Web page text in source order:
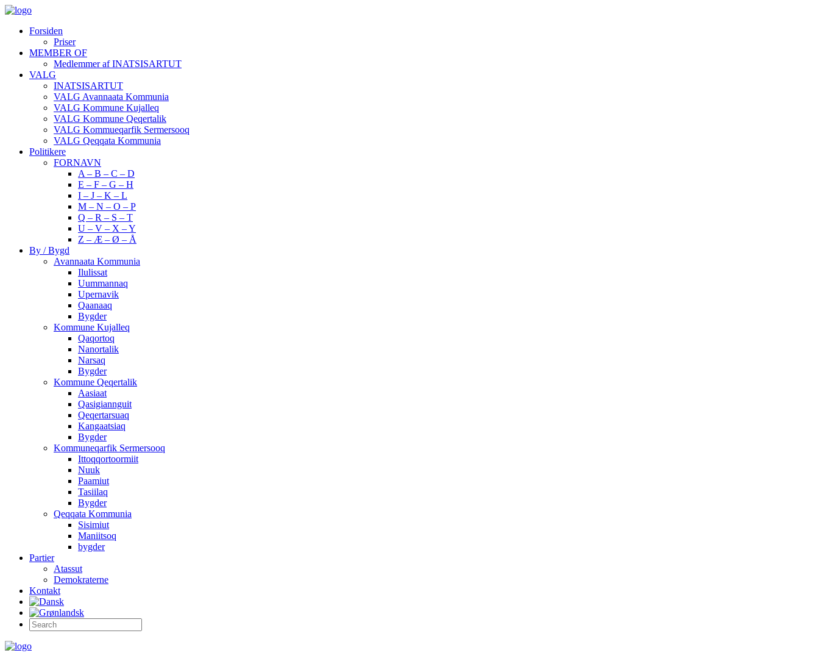
Forsiden
Priser
MEMBER OF
Medlemmer af INATSISARTUT
VALG
INATSISARTUT
VALG Avannaata Kommunia
VALG Kommune Kujalleq
VALG Kommune Qeqertalik
VALG Kommueqarfik Sermersooq
VALG Qeqqata Kommunia
Politikere
FORNAVN
A – B – C – D
E – F – G – H
I – J – K – L
M – N – O – P
Q – R – S – T
U – V – X – Y
Z – Æ – Ø – Å
By / Bygd
Avannaata Kommunia
Ilulissat
Uummannaq
Upernavik
Qaanaaq
Bygder
Kommune Kujalleq
Qaqortoq
Nanortalik
Narsaq
Bygder
Kommune Qeqertalik
Aasiaat
Qasigiannguit
Qeqertarsuaq
Kangaatsiaq
Bygder
Kommuneqarfik Sermersooq
Ittoqqortoormiit
Nuuk
Paamiut
Tasiilaq
Bygder
Qeqqata Kommunia
Sisimiut
Maniitsoq
bygder
Partier
Atassut
Demokraterne
Kontakt